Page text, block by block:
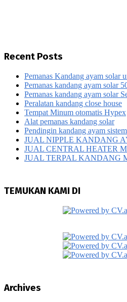
Recent Posts
Pemanas Kandang ayam solar
Pemanas kandang ayam solar
Pemanas kandang ayam solar
Peralatan kandang close house
Tempat Minum otomatis Hypex
Alat pemanas kandang solar
Pendingin kandang ayam
JUAL NIPPLE KANDANG
JUAL CENTRAL HEATER
JUAL TERPAL KANDANG
TEMUKAN KAMI DI
Archives